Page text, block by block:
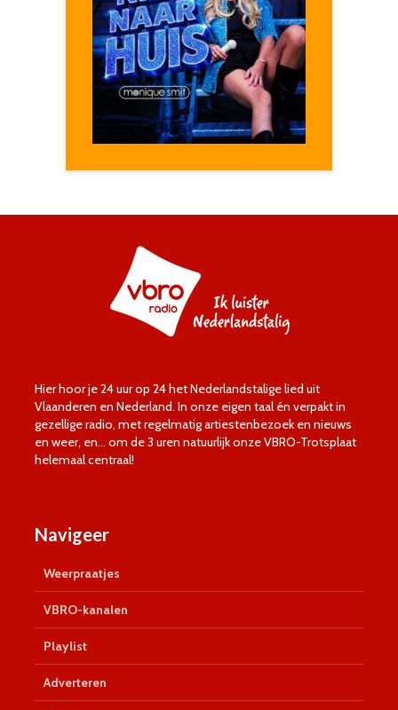
Hier hoor je 24 uur op 24 het Nederlandstalige lied uit
Vlaanderen en Nederland. In onze eigen taal én verpakt in
gezellige radio, met regelmatig artiestenbezoek en nieuws
en weer, en… om de 3 uren natuurlijk onze VBRO-Trotsplaat
helemaal centraal!
Navigeer
Weerpraatjes
VBRO-kanalen
Playlist
Adverteren